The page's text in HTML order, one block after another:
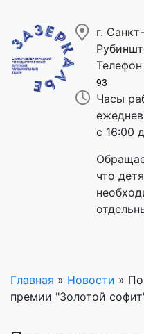
г.
93
Часы
с 16:00
что
Главная » Новости »
премии "Золотой